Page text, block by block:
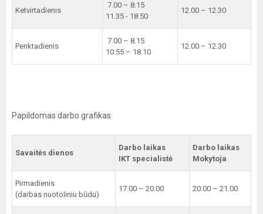
Ketvirtadienis
7.00 – 8.15
11.35 - 18.50
12.00 – 12.30
Penktadienis
7.00 – 8.15
10.55 – 18.10
12.00 – 12.30
Papildomas darbo grafikas
Savaitės dienos
Darbo laikas
IKT specialistė
Darbo laikas
Mokytoja
Pirmadienis
(darbas nuotoliniu būdu)
17.00 – 20.00 20.00 – 21.00